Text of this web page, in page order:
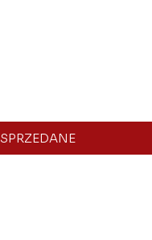
SPRZEDANE